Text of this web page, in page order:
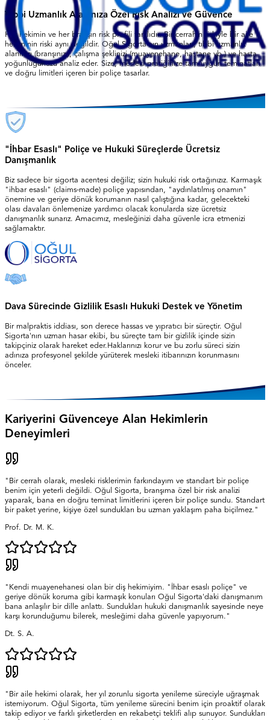
Tıbbi Uzmanlık Alanınıza Özel Risk Analizi ve Güvence
Her hekimin ve her branşın risk profili farklıdır. Bir cerrahın riskiyle bir aile
hekiminin riski aynı değildir. Oğul Sigorta'nın uzmanları, tıbbi uzmanlık
alanınızı (branşınızı), çalışma şeklinizi (muayenehane, hastane vb.) ve hasta
yoğunluğunuzu analiz eder. Size, mesleki pratiğinize tam uygun teminatları
ve doğru limitleri içeren bir poliçe tasarlar.
"İhbar Esaslı" Poliçe ve Hukuki Süreçlerde Ücretsiz
Danışmanlık
Biz sadece bir sigorta acentesi değiliz; sizin hukuki risk ortağınızız. Karmaşık
"ihbar esaslı" (claims-made) poliçe yapısından, "aydınlatılmış onamın"
önemine ve geriye dönük korumanın nasıl çalıştığına kadar, gelecekteki
olası davaları önlemenize yardımcı olacak konularda size ücretsiz
danışmanlık sunarız. Amacımız, mesleğinizi daha güvenle icra etmenizi
sağlamaktır.
Dava Sürecinde Gizlilik Esaslı Hukuki Destek ve Yönetim
Bir malpraktis iddiası, son derece hassas ve yıpratıcı bir süreçtir. Oğul
Sigorta'nın uzman hasar ekibi, bu süreçte tam bir gizlilik içinde sizin
takipçiniz olarak hareket eder.Haklarınızı korur ve bu zorlu süreci sizin
adınıza profesyonel şekilde yürüterek mesleki itibarınızın korunmasını
önceler.
Kariyerini Güvenceye Alan Hekimlerin
Deneyimleri
"Bir cerrah olarak, mesleki risklerimin farkındayım ve standart bir poliçe
benim için yeterli değildi. Oğul Sigorta, branşıma özel bir risk analizi
yaparak, bana en doğru teminat limitlerini içeren bir poliçe sundu. Standart
bir paket yerine, kişiye özel sundukları bu uzman yaklaşım paha biçilmez."
Prof. Dr. M. K.
"Kendi muayenehanesi olan bir diş hekimiyim. "İhbar esaslı poliçe" ve
geriye dönük koruma gibi karmaşık konuları Oğul Sigorta'daki danışmanım
bana anlaşılır bir dille anlattı. Sundukları hukuki danışmanlık sayesinde neye
karşı korunduğumu bilerek, mesleğimi daha güvenle yapıyorum."
Dt. S. A.
"Bir aile hekimi olarak, her yıl zorunlu sigorta yenileme süreciyle uğraşmak
istemiyorum. Oğul Sigorta, tüm yenileme sürecini benim için proaktif olarak
takip ediyor ve farklı şirketlerden en rekabetçi teklifi alıp sunuyor. Sundukları